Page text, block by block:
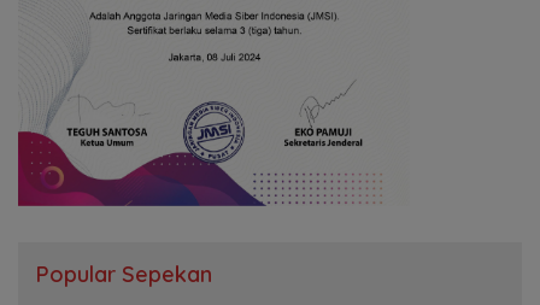
Popular Sepekan